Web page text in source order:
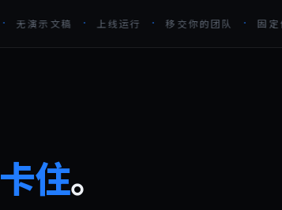
无演示文稿 · 上线运行 · 移交你的团队 · 固定价格
卡住。